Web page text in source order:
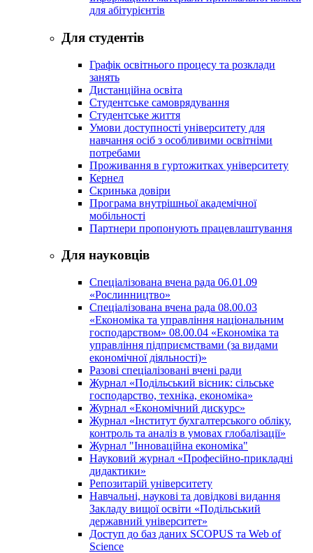
для абітурієнтів
Для студентів
Графік освітнього процесу та розклади
занять
Дистанційна освіта
Студентське самоврядування
Студентське життя
Умови доступності університету для
навчання осіб з особливими освітніми
потребами
Проживання в гуртожитках університету
Кернел
Скринька довіри
Програма внутрішньої академічної
мобільності
Партнери пропонують працевлаштування
Для науковців
Спеціалізована вчена рада 06.01.09
«Рослинництво»
Спеціалізована вчена рада 08.00.03
«Економіка та управління національним
господарством» 08.00.04 «Економіка та
управління підприємствами (за видами
економічної діяльності)»
Разові спеціалізовані вчені ради
Журнал «Подільський вісник: сільське
господарство, техніка, економіка»
Журнал «Економічний дискурс»
Журнал «Інститут бухгалтерського обліку,
контроль та аналіз в умовах глобалізації»
Журнал "Інноваційна економіка"
Науковий журнал «Професійно-прикладні
дидактики»
Репозитарій університету
Навчальні, наукові та довідкові видання
Закладу вищої освіти «Подільський
державний університет»
Доступ до баз даних SCOPUS та Web of
Science